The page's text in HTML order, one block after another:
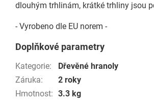
dlouhým trhlinám, krátké trhliny jsou
- Vyrobeno dle EU norem -
Doplňkové parametry
Kategorie:
Dřevěné hranoly
Záruka:
2 roky
Hmotnost: 3.3 kg